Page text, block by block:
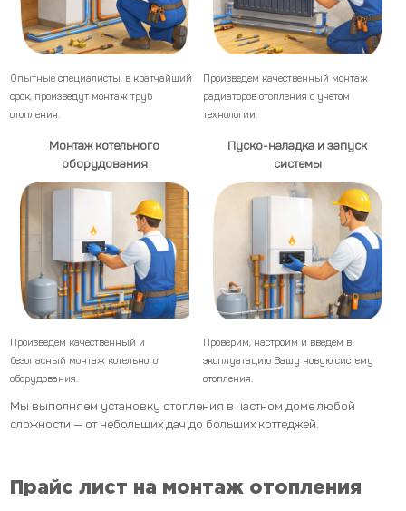
Опытные специалисты, в кратчайший
срок, произведут монтаж труб
отопления.
Произведем качественный монтаж
радиаторов отопления с учетом
технологии.
Монтаж котельного
оборудования
Произведем качественный и
безопасный монтаж котельного
оборудования.
Пуско-наладка и запуск
системы
Проверим, настроим и введем в
эксплуатацию Вашу новую систему
отопления.
Мы выполняем установку отопления в частном доме любой
сложности — от небольших дач до больших коттеджей.
Прайс лист на монтаж отопления